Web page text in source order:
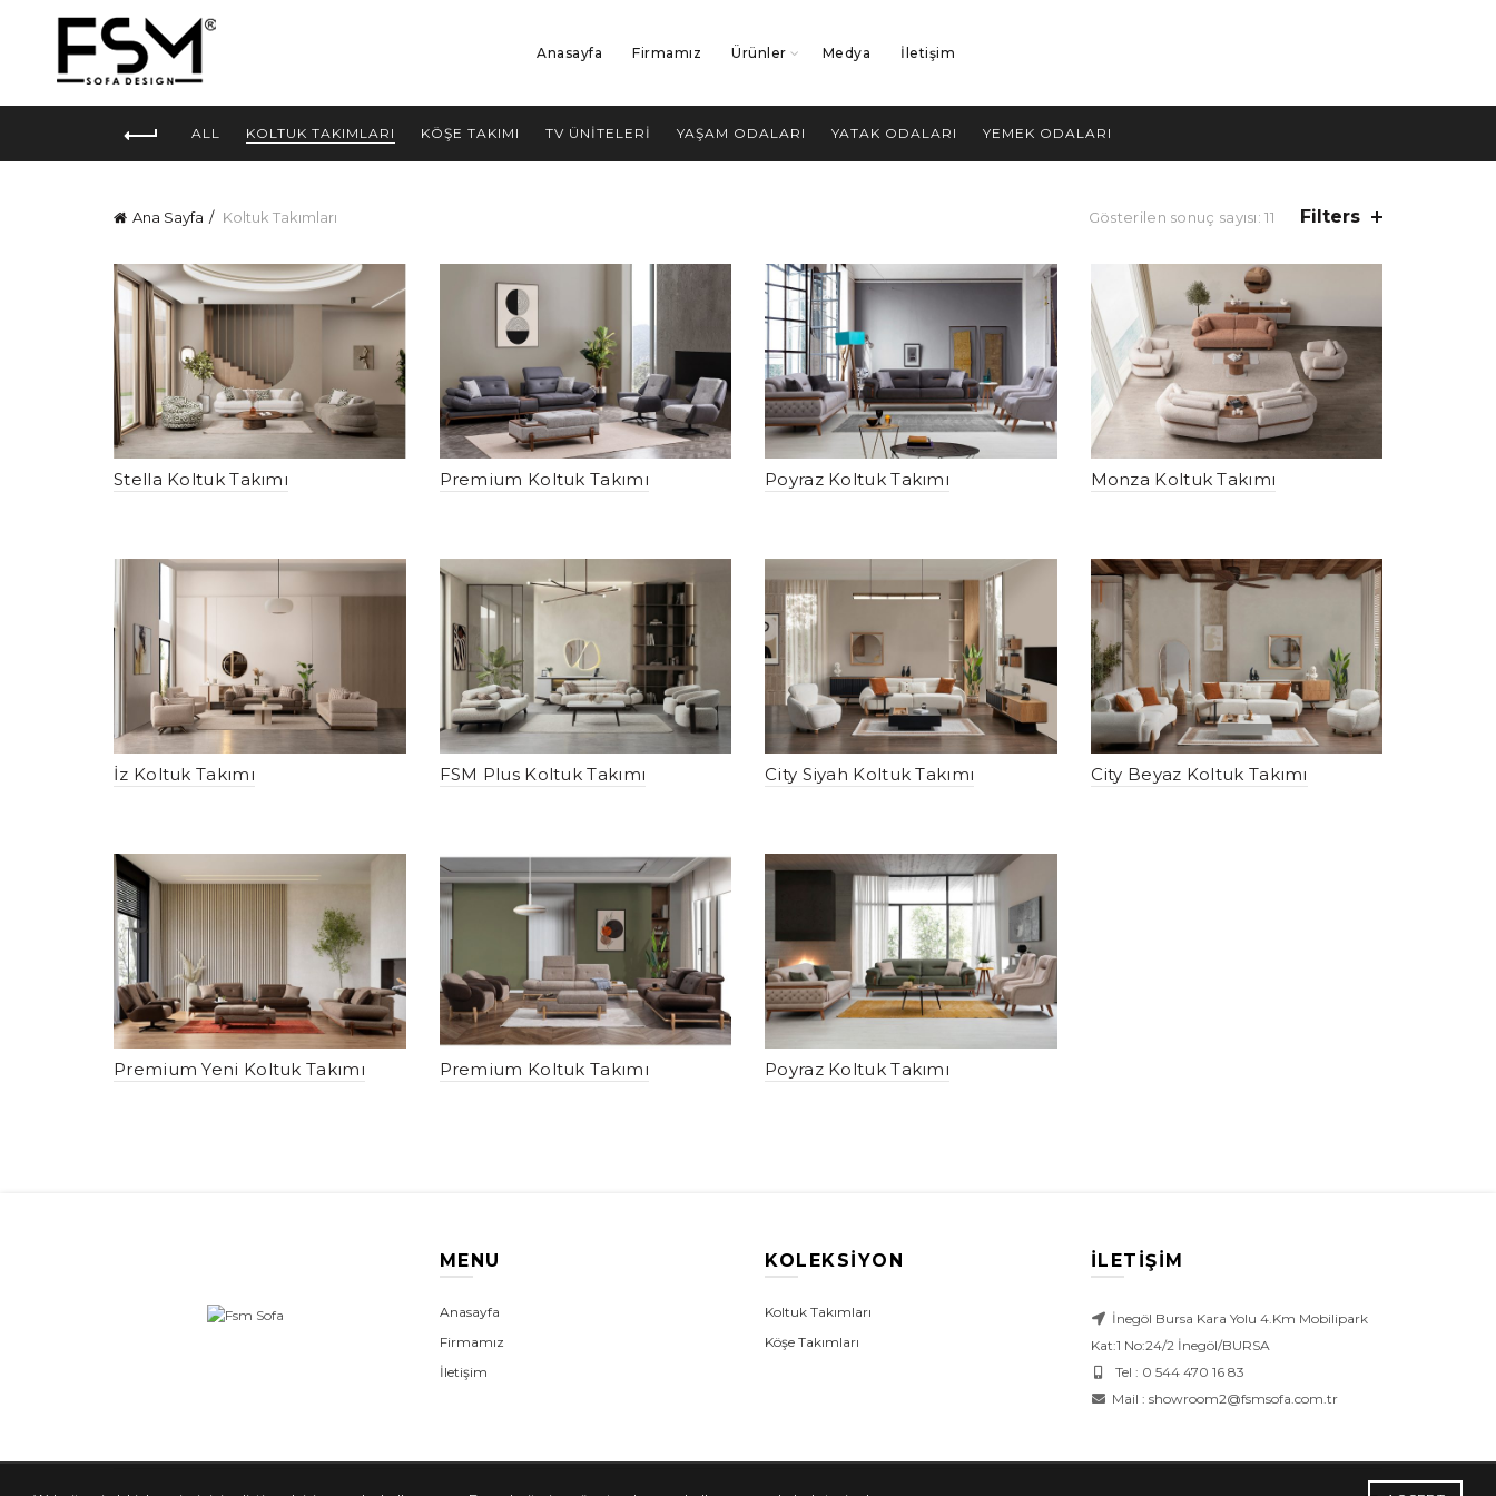
Anasayfa Firmamız Ürünler Medya İletişim
ALL KOLTUK TAKIMLARI KÖŞE TAKIMI TV ÜNITELERI YAŞAM ODALARI YATAK ODALARI YEMEK ODALARI
Ana Sayfa Koltuk Takımları Gösterilen sonuç sayısı: 11 Filters
Stella Koltuk Takımı Premium Koltuk Takımı Poyraz Koltuk Takımı Monza Koltuk Takımı
İz Koltuk Takımı FSM Plus Koltuk Takımı City Siyah Koltuk Takımı City Beyaz Koltuk Takımı
Premium Yeni Koltuk Takımı Premium Koltuk Takımı Poyraz Koltuk Takımı
MENU
Anasayfa
Firmamız
İletişim
KOLEKSIYON
Koltuk Takımları
Köşe Takımları
İLETİŞİM
İnegöl Bursa Kara Yolu 4.Km Mobilipark
Kat:1 No:24/2 İnegöl/BURSA
Tel : 0 544 470 16 83
Mail : showroom2@fsmsofa.com.tr